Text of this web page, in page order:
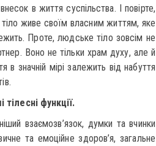
в життя суспільства. І повірте,
живе своїм власним життям, яке
Проте, людське тіло зовсім не
Воно не тільки храм духу, але й
в значній мірі залежить від набуття
функції.
взаємозв’язок, думки та вчинки
та емоційне здоров’я, загальне